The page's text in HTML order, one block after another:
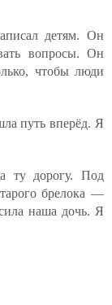
детям. Он
вопросы. Он
чтобы люди
путь вперёд. Я
ту дорогу. Под
брелока —
наша дочь. Я